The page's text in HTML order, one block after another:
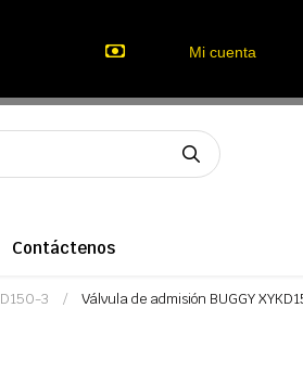
Mi cuenta
Contáctenos
3 Válvula de admisión BUGGY